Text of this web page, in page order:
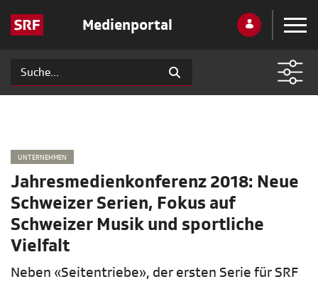
Medienportal
UNTERNEHMEN
Jahresmedienkonferenz 2018: Neue
Schweizer Serien, Fokus auf
Schweizer Musik und sportliche
Vielfalt
Neben «Seitentriebe», der ersten Serie für SRF